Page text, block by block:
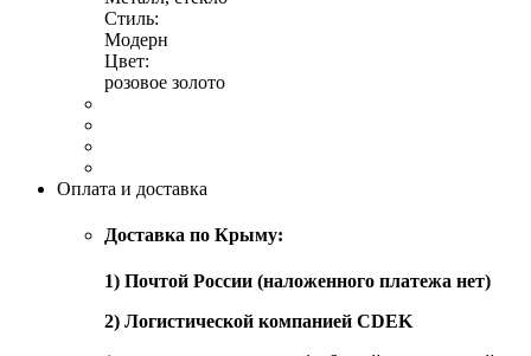
Стиль:
Модерн
Цвет:
розовое золото
Оплата и доставка
Доставка по Крыму:
1) Почтой России (наложенного платежа нет)
2) Логистической компанией CDEK